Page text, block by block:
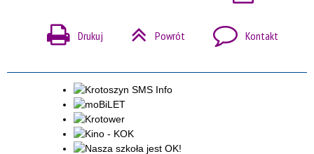
Drukuj Powrót Kontakt